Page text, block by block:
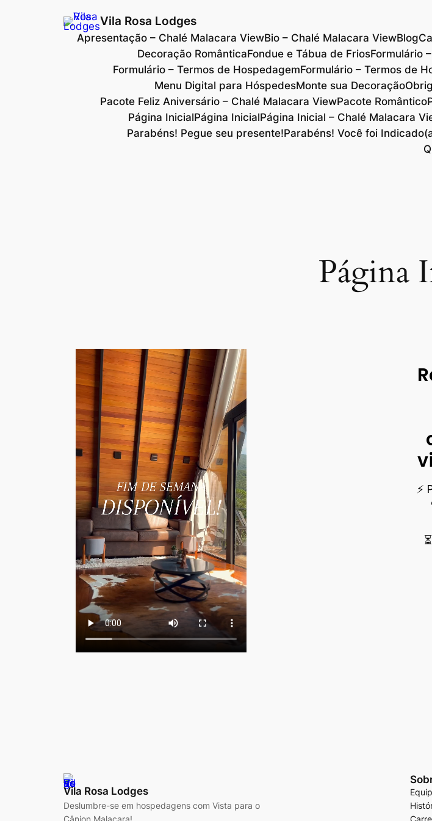
Vila Rosa Lodges
Apresentação – Chalé Malacara ViewBio – Chalé Malacara ViewBlog
Decoração RomânticaFondue e Tábua de FriosFormulário
Formulário – Termos de HospedagemFormulário – Termos de
Menu Digital para HóspedesMonte sua Decoração
Pacote Feliz Aniversário – Chalé Malacara ViewPacote Romântico
Página InicialPágina InicialPágina Inicial – Chalé Malacara
Parabéns! Pegue seu presente!Parabéns! Você foi
Página
⏳
Vila Rosa Lodges
Deslumbre-se em hospedagens com Vista para o
Cânion Malacara!